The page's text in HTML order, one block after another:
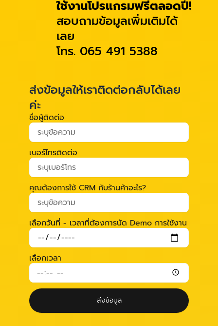
ใช้งานโปรแกรมฟรีตลอดปี!
สอบถามข้อมูลเพิ่มเติมได้
เลย
โทร. 065 491 5388
ส่งข้อมูลให้เราติดต่อกลับได้เลย
ค่ะ
ชื่อผู้ติดต่อ
เบอร์โทรติดต่อ
คุณต้องการใช้ CRM กับร้านค้าอะไร?
เลือกวันที่ - เวลาที่ต้องการนัด Demo การใช้งาน
เลือกเวลา
ส่งข้อมูล